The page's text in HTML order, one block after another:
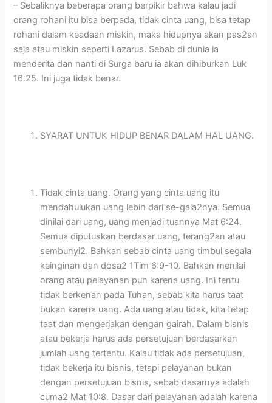
– Sebaliknya beberapa orang berpikir bahwa kalau jadi
orang rohani itu bisa berpada, tidak cinta uang, bisa tetap
rohani dalam keadaan miskin, maka hidupnya akan pas2an
saja atau miskin seperti Lazarus. Sebab di dunia ia
menderita dan nanti di Surga baru ia akan dihiburkan Luk
16:25. Ini juga tidak benar.
SYARAT UNTUK HIDUP BENAR DALAM HAL UANG.
Tidak cinta uang. Orang yang cinta uang itu
mendahulukan uang lebih dari se-gala2nya. Semua
dinilai dari uang, uang menjadi tuannya Mat 6:24.
Semua diputuskan berdasar uang, terang2an atau
sembunyi2. Bahkan sebab cinta uang timbul segala
keinginan dan dosa2 1Tim 6:9-10. Bahkan menilai
orang atau pelayanan pun karena uang. Ini tentu
tidak berkenan pada Tuhan, sebab kita harus taat
bukan karena uang. Ada uang atau tidak, kita tetap
taat dan mengerjakan dengan gairah. Dalam bisnis
atau bekerja harus ada persetujuan berdasarkan
jumlah uang tertentu. Kalau tidak ada persetujuan,
tidak bekerja itu bisnis, tetapi pelayanan bukan
dengan persetujuan bisnis, sebab dasarnya adalah
cuma2 Mat 10:8. Dasar dari pelayanan adalah karena